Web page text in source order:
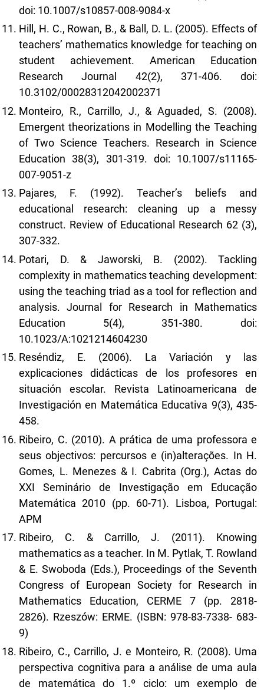
doi: 10.1007/s10857-008-9084-x
Hill, H. C., Rowan, B., & Ball, D. L. (2005). Effects of
teachers’ mathematics knowledge for teaching on
student achievement. American Education
Research Journal 42(2), 371-406. doi:
10.3102/00028312042002371
Monteiro, R., Carrillo, J., & Aguaded, S. (2008).
Emergent theorizations in Modelling the Teaching
of Two Science Teachers. Research in Science
Education 38(3), 301-319. doi: 10.1007/s11165-
007-9051-z
Pajares, F. (1992). Teacher’s beliefs and
educational research: cleaning up a messy
construct. Review of Educational Research 62 (3),
307-332.
Potari, D. & Jaworski, B. (2002). Tackling
complexity in mathematics teaching development:
using the teaching triad as a tool for reflection and
analysis. Journal for Research in Mathematics
Education 5(4), 351-380. doi:
10.1023/A:1021214604230
Reséndiz, E. (2006). La Variación y las
explicaciones didácticas de los profesores en
situación escolar. Revista Latinoamericana de
Investigación en Matemática Educativa 9(3), 435-
458.
Ribeiro, C. (2010). A prática de uma professora e
seus objectivos: percursos e (in)alterações. In H.
Gomes, L. Menezes & I. Cabrita (Org.), Actas do
XXI Seminário de Investigação em Educação
Matemática 2010 (pp. 60-71). Lisboa, Portugal:
APM
Ribeiro, C. & Carrillo, J. (2011). Knowing
mathematics as a teacher. In M. Pytlak, T. Rowland
& E. Swoboda (Eds.), Proceedings of the Seventh
Congress of European Society for Research in
Mathematics Education, CERME 7 (pp. 2818-
2826). Rzeszów: ERME. (ISBN: 978-83-7338- 683-
9)
Ribeiro, C., Carrillo, J. e Monteiro, R. (2008). Uma
perspectiva cognitiva para a análise de uma aula
de matemática do 1.º ciclo: um exemplo de